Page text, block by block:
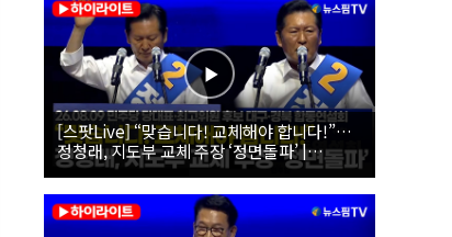
[스팟Live] “맞습니다! 교체해야 합니다!”…
정청래, 지도부 교체 주장 ‘정면돌파’ |
26.08.09 더불어민주당 당대표·최고위원 후
보 대구·경북 합동연설회